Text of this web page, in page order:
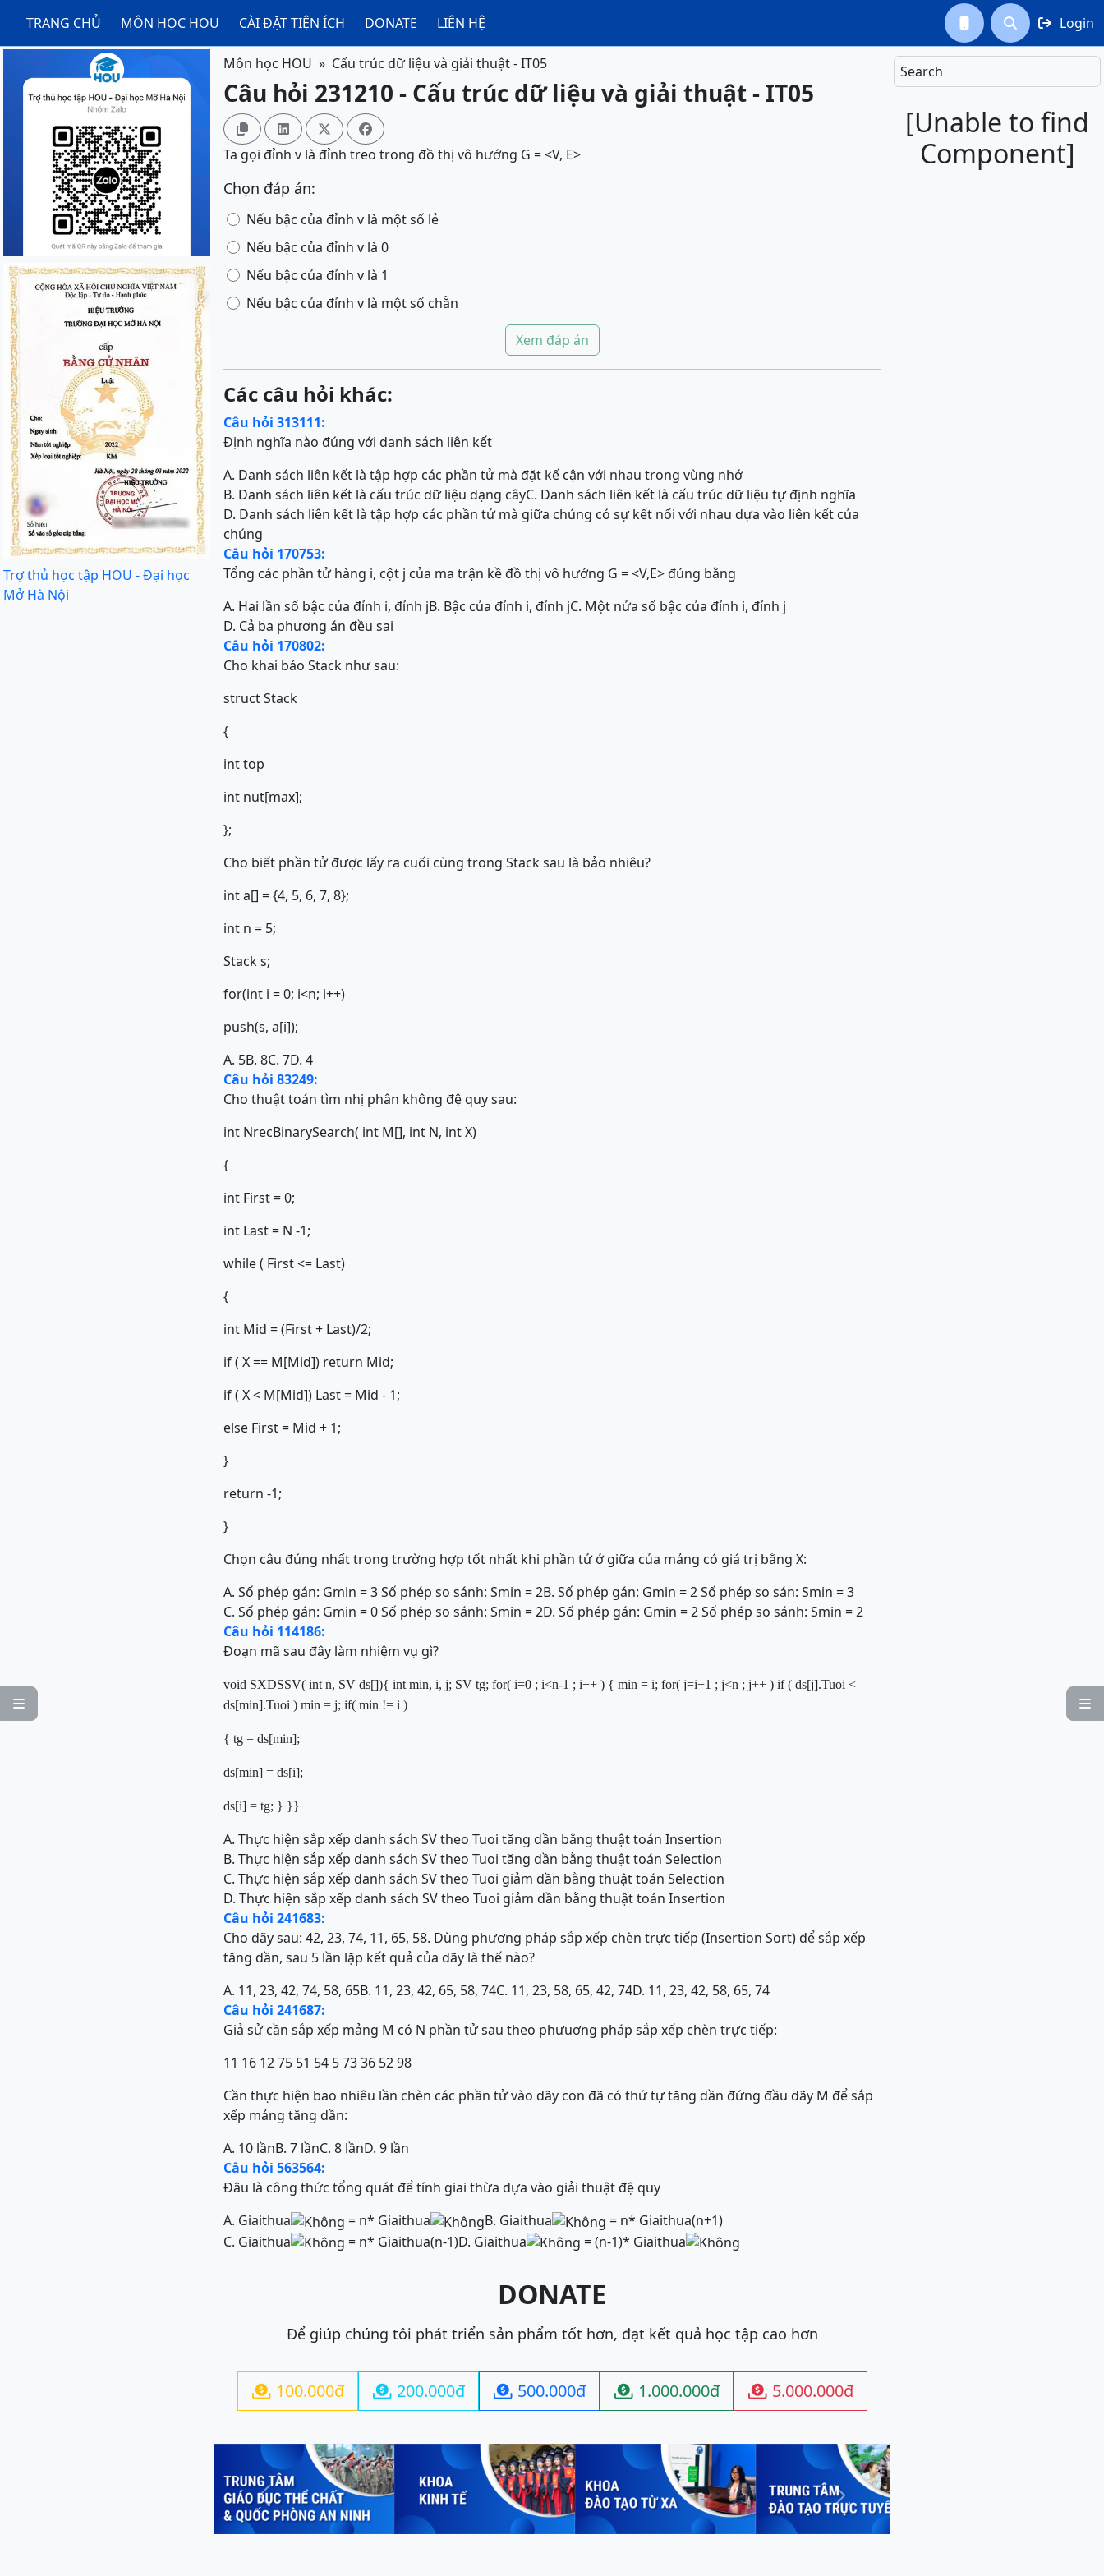
TRANG CHỦ MÔN HỌC HOU CÀI ĐẶT TIỆN ÍCH DONATE LIÊN HỆ   Login

Search
[Unable to find
Component]

Trợ thủ học tập HOU - Đại học
Mở Hà Nội
Môn học HOU Cấu trúc dữ liệu và giải thuật - IT05
Câu hỏi 231210 - Cấu trúc dữ liệu và giải thuật - IT05
   
Ta gọi đỉnh v là đỉnh treo trong đồ thị vô hướng G = <V, E>
Chọn đáp án:
Nếu bậc của đỉnh v là một số lẻ
Nếu bậc của đỉnh v là 0
Nếu bậc của đỉnh v là 1
Nếu bậc của đỉnh v là một số chẵn
Xem đáp án
Các câu hỏi khác:
Câu hỏi 313111:
Định nghĩa nào đúng với danh sách liên kết
A. Danh sách liên kết là tập hợp các phần tử mà đặt kế cận với nhau trong vùng nhớ
B. Danh sách liên kết là cấu trúc dữ liệu dạng câyC. Danh sách liên kết là cấu trúc dữ liệu tự định nghĩa
D. Danh sách liên kết là tập hợp các phần tử mà giữa chúng có sự kết nối với nhau dựa vào liên kết của
chúng
Câu hỏi 170753:
Tổng các phần tử hàng i, cột j của ma trận kề đồ thị vô hướng G = <V,E> đúng bằng
A. Hai lần số bậc của đỉnh i, đỉnh jB. Bậc của đỉnh i, đỉnh jC. Một nửa số bậc của đỉnh i, đỉnh j
D. Cả ba phương án đều sai
Câu hỏi 170802:
Cho khai báo Stack như sau:
struct Stack
{
int top
int nut[max];
};
Cho biết phần tử được lấy ra cuối cùng trong Stack sau là bảo nhiêu?
int a[] = {4, 5, 6, 7, 8};
int n = 5;
Stack s;
for(int i = 0; i<n; i++)
push(s, a[i]);
A. 5B. 8C. 7D. 4
Câu hỏi 83249:
Cho thuật toán tìm nhị phân không đệ quy sau:
int NrecBinarySearch( int M[], int N, int X)
{
int First = 0;
int Last = N -1;
while ( First <= Last)
{
int Mid = (First + Last)/2;
if ( X == M[Mid]) return Mid;
if ( X < M[Mid]) Last = Mid - 1;
else First = Mid + 1;
}
return -1;
}
Chọn câu đúng nhất trong trường hợp tốt nhất khi phần tử ở giữa của mảng có giá trị bằng X:
A. Số phép gán: Gmin = 3 Số phép so sánh: Smin = 2B. Số phép gán: Gmin = 2 Số phép so sán: Smin = 3
C. Số phép gán: Gmin = 0 Số phép so sánh: Smin = 2D. Số phép gán: Gmin = 2 Số phép so sánh: Smin = 2
Câu hỏi 114186:
Đoạn mã sau đây làm nhiệm vụ gì?
void SXDSSV( int n, SV ds[]){ int min, i, j; SV tg; for( i=0 ; i<n-1 ; i++ ) { min = i; for( j=i+1 ; j<n ; j++ ) if( ds[j].Tuoi <
ds[min].Tuoi ) min = j; if( min != i )
{ tg = ds[min];
ds[min] = ds[i];
ds[i] = tg; } }}
A. Thực hiện sắp xếp danh sách SV theo Tuoi tăng dần bằng thuật toán Insertion
B. Thực hiện sắp xếp danh sách SV theo Tuoi tăng dần bằng thuật toán Selection
C. Thực hiện sắp xếp danh sách SV theo Tuoi giảm dần bằng thuật toán Selection
D. Thực hiện sắp xếp danh sách SV theo Tuoi giảm dần bằng thuật toán Insertion
Câu hỏi 241683:
Cho dãy sau: 42, 23, 74, 11, 65, 58. Dùng phương pháp sắp xếp chèn trực tiếp (Insertion Sort) để sắp xếp
tăng dần, sau 5 lần lặp kết quả của dãy là thế nào?
A. 11, 23, 42, 74, 58, 65B. 11, 23, 42, 65, 58, 74C. 11, 23, 58, 65, 42, 74D. 11, 23, 42, 58, 65, 74
Câu hỏi 241687:
Giả sử cần sắp xếp mảng M có N phần tử sau theo phưuơng pháp sắp xếp chèn trực tiếp:
11 16 12 75 51 54 5 73 36 52 98
Cần thực hiện bao nhiêu lần chèn các phần tử vào dãy con đã có thứ tự tăng dần đứng đầu dãy M để sắp
xếp mảng tăng dần:
A. 10 lầnB. 7 lầnC. 8 lầnD. 9 lần
Câu hỏi 563564:
Đâu là công thức tổng quát để tính giai thừa dựa vào giải thuật đệ quy
A. Giaithua
= n* Giaithua B. Giaithua
= n* Giaithua(n+1)
C. Giaithua
= n* Giaithua(n-1)D. Giaithua = (n-1)* Giaithua
DONATE
Để giúp chúng tôi phát triển sản phẩm tốt hơn, đạt kết quả học tập cao hơn
 100.000đ  200.000đ  500.000đ  1.000.000đ  5.000.000đ
Previous Next